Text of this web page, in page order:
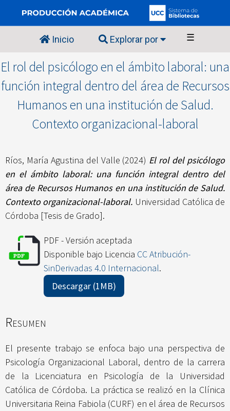
Inicio Explorar por ☰
El rol del psicólogo en el ámbito laboral: una
función integral dentro del área de Recursos
Humanos en una institución de Salud.
Contexto organizacional-laboral
Ríos, María Agustina del Valle (2024) El rol del psicólogo
en el ámbito laboral: una función integral dentro del
área de Recursos Humanos en una institución de Salud.
Contexto organizacional-laboral. Universidad Católica de
Córdoba [Tesis de Grado].
PDF - Versión aceptada
Disponible bajo Licencia CC Atribución-
SinDerivadas 4.0 Internacional.
Descargar (1MB)
Resumen
El presente trabajo se enfoca bajo una perspectiva de
Psicología Organizacional Laboral, dentro de la carrera
de la Licenciatura en Psicología de la Universidad
Católica de Córdoba. La práctica se realizó en la Clínica
Universitaria Reina Fabiola (CURF) en el área de Recursos